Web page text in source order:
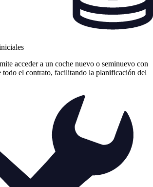
acceder a un coche nuevo o seminuevo con
todo el contrato, facilitando la planificación del